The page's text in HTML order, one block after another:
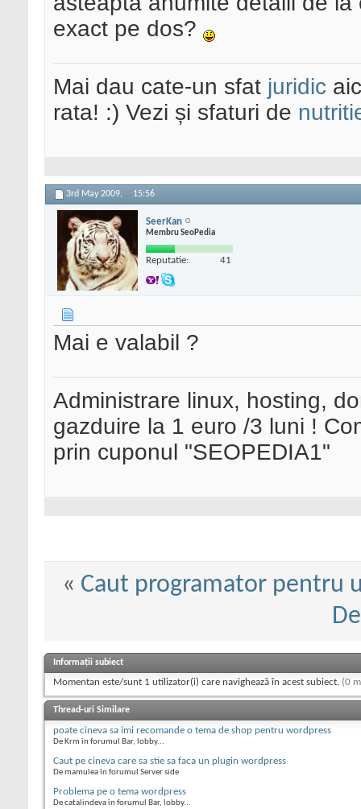
exact pe dos?
Mai dau cate-un sfat juridic
rata! :) Vezi și sfaturi de
3rd May 2009, 15:56
SeerKan
Membru SeoPedia
Reputatie: 41
Mai e valabil ?
Administrare linux, hosting,
gazduire la 1 euro /3 luni !
prin cuponul "SEOPEDIA1"
« Caut programator pentru
Informații subiect
Momentan este/sunt 1 utilizator(i) care navighează în acest subiect. (0
Thread-uri Similare
poate cineva sa imi recomande o tema de shop pentru wordpress
De Krm în forumul Bar, lobby...
Caut pe cineva care sa stie sa faca un plugin wordpress
De mamulea în forumul Server side
Problema pe o tema wordpress
De catalindeva în forumul Bar, lobby...